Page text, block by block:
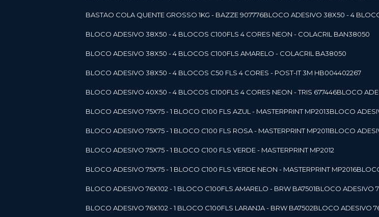
BASTAO COLA QUENTE GROSSO 1KG - BAZZE 907776 BLOCO ADESIVO 38X50 - 4
BLOCO ADESIVO 38X50 - 4 BLOCOS C100FLS 4 CORES NEON - COLACRIL BAN38050
BLOCO ADESIVO 38X50 - 4 BLOCOS C100FLS AMARELO - COLACRIL BA38050
BLOCO ADESIVO 38X50 - 4 BLOCOS C50 FLS 4 CORES - POST-IT 3M HB004402267
BLOCO ADESIVO 40X50 - 4 BLOCOS C100FLS 4 CORES NEON - TRIS 677446 BLOCO
BLOCO ADESIVO 75X75 - 1 BLOCO C100 FLS AZUL - MASTERPRINT MP2013 BLOCO
BLOCO ADESIVO 75X75 - 1 BLOCO C100 FLS ROSA - MASTERPRINT MP2011 BLOCO
BLOCO ADESIVO 75X75 - 1 BLOCO C100 FLS VERDE - MASTERPRINT MP2012
BLOCO ADESIVO 75X75 - 1 BLOCO C100 FLS VERDE NEON - MASTERPRINT MP2016
BLOCO ADESIVO 76X102 - 1 BLOCO C100FLS AMARELO - BRW BA7501 BLOCO ADESIVO
BLOCO ADESIVO 76X102 - 1 BLOCO C100FLS LARANJA - BRW BA7502 BLOCO ADESIVO